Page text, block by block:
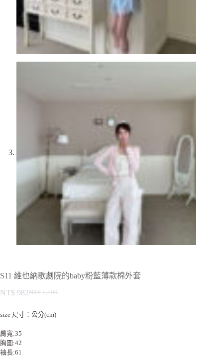
S11 維也納歌劇院的baby粉藍薄款棉外套
NT$ 1,190
NT$ 982
size 尺寸：公分(cm)
肩寬:35
胸圍:42
袖長:61